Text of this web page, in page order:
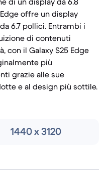
offre un display
6.7 pollici. Entrambi i
di contenuti
con il Galaxy S25 Edge
più
grazie alle sue
e al design più sottile.
1440 x 3120